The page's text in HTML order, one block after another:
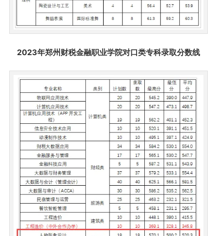
2023年郑州财税金融职业学院对口类专科录取分数线